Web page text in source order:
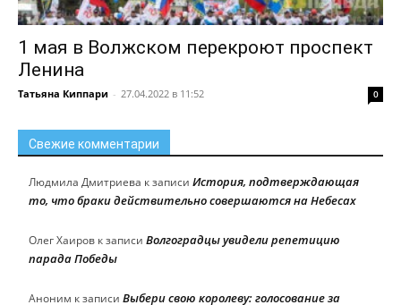
1 мая в Волжском перекроют проспект
Ленина
Татьяна Киппари - 27.04.2022 в 11:52 0
Свежие комментарии
Людмила Дмитриева к записи История, подтверждающая
то, что браки действительно совершаются на Небесах
Олег Хаиров к записи Волгоградцы увидели репетицию
парада Победы
Аноним к записи Выбери свою королеву: голосование за